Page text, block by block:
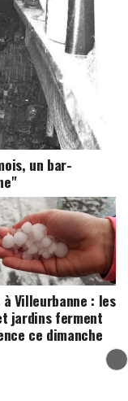
un bar-
à Villeurbanne : les
jardins ferment
ce dimanche